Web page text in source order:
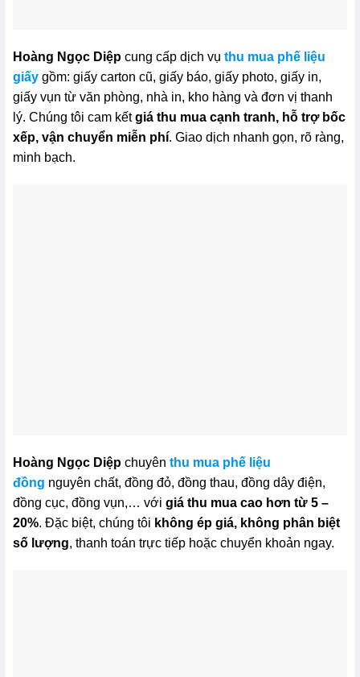
Hoàng Ngọc Diệpcung cấp dịch vụ thu mua phế liệu
giấygồm: giấy carton cũ, giấy báo, giấy photo, giấy in,
giấy vụn từ văn phòng, nhà in, kho hàng và đơn vị thanh
lý. Chúng tôi cam kếtgiá thu mua cạnh tranh, hỗ trợ bốc
xếp, vận chuyển miễn phí. Giao dịch nhanh gọn, rõ ràng,
minh bạch.
Hoàng Ngọc Diệpchuyên thu mua phế liệu
đồng nguyên chất, đồng đỏ, đồng thau, đồng dây điện,
đồng cục, đồng vụn,… với giá thu mua cao hơn từ 5 –
20%. Đặc biệt, chúng tôi không ép giá, không phân biệt
số lượng, thanh toán trực tiếp hoặc chuyển khoản ngay.